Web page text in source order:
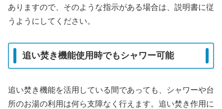
ありますので、そのような指示がある場合は、説明書に従
うようにしてください。
追い焚き機能使用時でもシャワー可能
追い焚き機能を活用している間であっても、シャワーや台
所のお湯の利用は何ら支障なく行えます。追い焚き作用に